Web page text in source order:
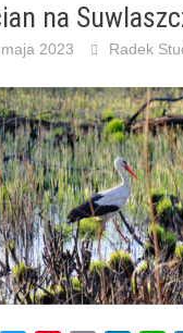
na
2023 Radek